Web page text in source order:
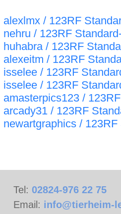
alexlmx / 123RF
nehru / 123RF
huhabra / 123RF
alexeitm / 123RF
isselee / 123RF
isselee / 123RF
amasterpics123 /
arcady31 / 123RF
newartgraphics / 123RF
Tel: 02824-976 22 75
Email: info@tierheim-